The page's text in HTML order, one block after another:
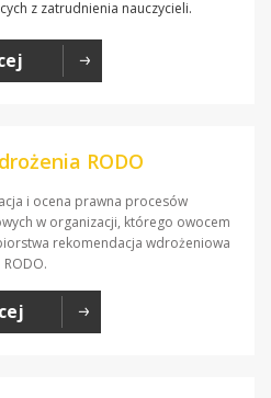
z zatrudnienia nauczycieli.
RODO
i ocena prawna procesów
w organizacji, którego owocem
rekomendacja wdrożeniowa
RODO.